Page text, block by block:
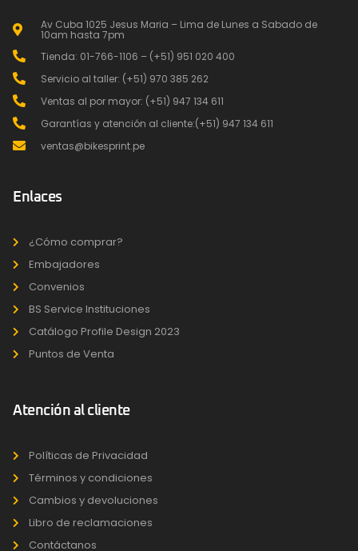
Av Cuba 1025 Jesus Maria – Lima de Lunes a Sabado de
10am hasta 7pm
Tienda: 01-766-1106 – (+51) 951 020 400
Servicio al taller: (+51) 970 385 262
Ventas al por mayor: (+51) 947 134 611
Garantías y atención al cliente:(+51) 947 134 611
ventas@bikesprint.pe
Enlaces
¿Cómo comprar?
Embajadores
Convenios
BS Service Instituciones
Catálogo Profile Design 2023
Puntos de Venta
Atención al cliente
Políticas de Privacidad
Términos y condiciones
Cambios y devoluciones
Libro de reclamaciones
Contáctanos